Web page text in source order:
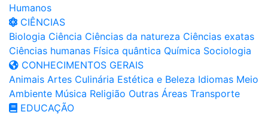
Humanos
CIÊNCIAS
Biologia Ciência Ciências da natureza Ciências exatas
Ciências humanas Física quântica Química Sociologia
CONHECIMENTOS GERAIS
Animais Artes Culinária Estética e Beleza Idiomas Meio
Ambiente Música Religião Outras Áreas Transporte
EDUCAÇÃO